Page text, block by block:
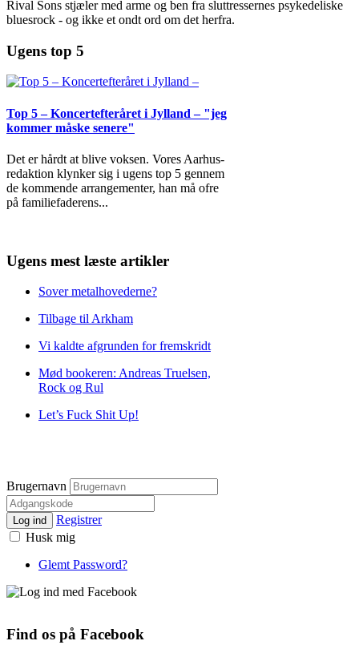
Rival Sons stjæler med arme og ben fra sluttressernes psykedeliske
bluesrock - og ikke et ondt ord om det herfra.
Ugens top 5
Top 5 – Koncertefteråret i Jylland – "jeg
kommer måske senere"
Det er hårdt at blive voksen. Vores Aarhus-
redaktion klynker sig i ugens top 5 gennem
de kommende arrangementer, han må ofre
på familiefaderens...
Ugens mest læste artikler
Sover metalhovederne?
Tilbage til Arkham
Vi kaldte afgrunden for fremskridt
Mød bookeren: Andreas Truelsen,
Rock og Rul
Let’s Fuck Shit Up!
Brugernavn
Log ind
Registrer
Husk mig
Glemt Password?
Find os på Facebook